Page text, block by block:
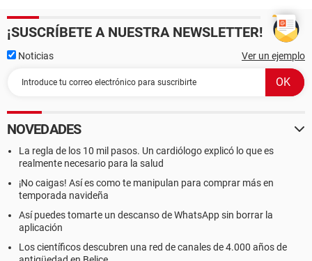
¡SUSCRÍBETE A NUESTRA NEWSLETTER!
Noticias Ver un ejemplo
NOVEDADES
La regla de los 10 mil pasos. Un cardiólogo explicó lo que es
realmente necesario para la salud
¡No caigas! Así es como te manipulan para comprar más en
temporada navideña
Así puedes tomarte un descanso de WhatsApp sin borrar la
aplicación
Los científicos descubren una red de canales de 4.000 años de